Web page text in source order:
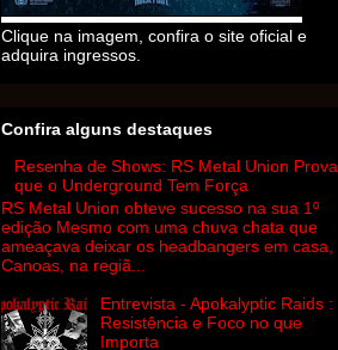
Clique na imagem, confira o site oficial e
adquira ingressos.
Confira alguns destaques
Resenha de Shows: RS Metal Union Prova
que o Underground Tem Força
RS Metal Union obteve sucesso na sua 1º
edição Mesmo com uma chuva chata que
ameaçava deixar os headbangers em casa,
Canoas, na regiã...
Entrevista - Apokalyptic Raids :
Resistência e Foco no que
Importa